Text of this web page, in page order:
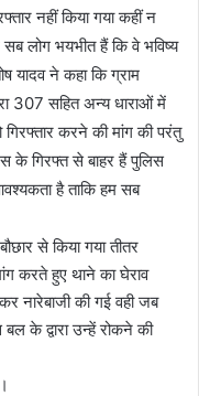
नहीं किया गया कहीं न
लोग भयभीत हैं कि वे भविष्य
यादव ने कहा कि ग्राम
307 सहित अन्य धाराओं में
गिरफ्तार करने की मांग की परंतु
के गिरफ्त से बाहर हैं पुलिस
है ताकि हम सब
से किया गया तीतर
करते हुए थाने का घेराव
नारेबाजी की गई वही जब
के द्वारा उन्हें रोकने की